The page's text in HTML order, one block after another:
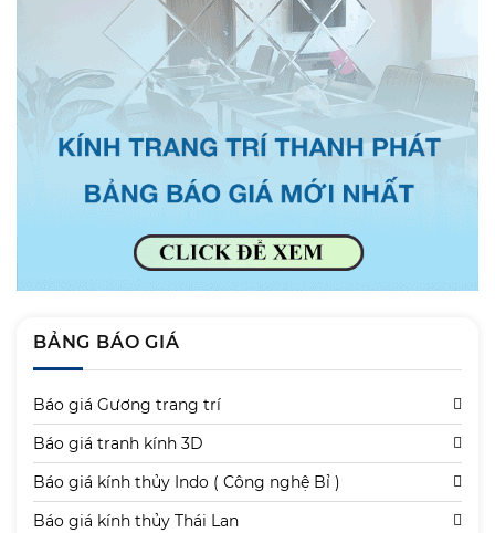
BẢNG BÁO GIÁ
Báo giá Gương trang trí
Báo giá tranh kính 3D
Báo giá kính thủy Indo ( Công nghệ Bỉ )
Báo giá kính thủy Thái Lan